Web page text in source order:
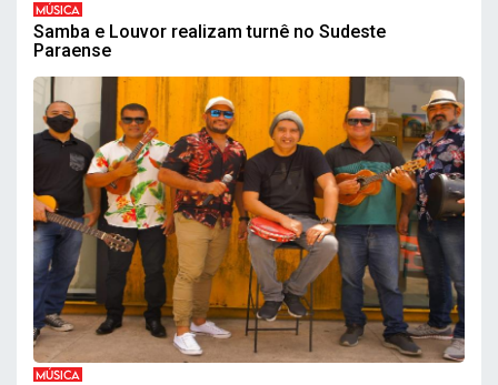
MÚSICA
Samba e Louvor realizam turnê no Sudeste
Paraense
MÚSICA